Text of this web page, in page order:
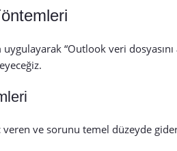
uygulayarak “Outlook veri
veren ve sorunu temel düzeyde